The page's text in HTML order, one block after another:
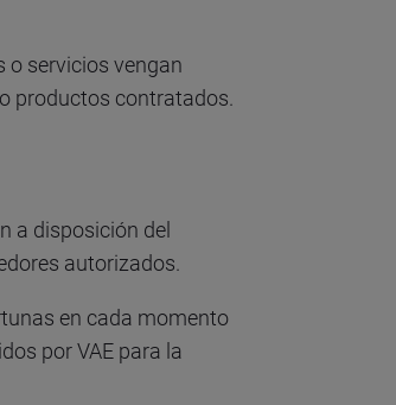
o servicios vengan
productos contratados.
a disposición del
autorizados.
en cada momento
por VAE para la